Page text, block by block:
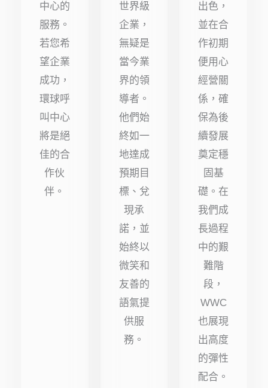
顆
中心的
服務。
若您希
望企業
成功，
環球呼
叫中心
將是絕
佳的合
作伙
伴。
顆
世界級
企業，
無疑是
當今業
界的領
導者。
他們始
終如一
地達成
預期目
標、兌
現承
諾，並
始終以
微笑和
友善的
語氣提
供服
務。
顆
星）
出色，
並在合
作初期
便用心
經營關
係，確
保為後
續發展
奠定穩
固基
礎。在
我們成
長過程
中的艱
難階
段，
WWC
也展現
出高度
的彈性
配合。